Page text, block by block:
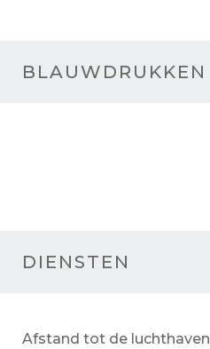
BLAUWDRUKKEN
DIENSTEN
Afstand tot de luchthaven